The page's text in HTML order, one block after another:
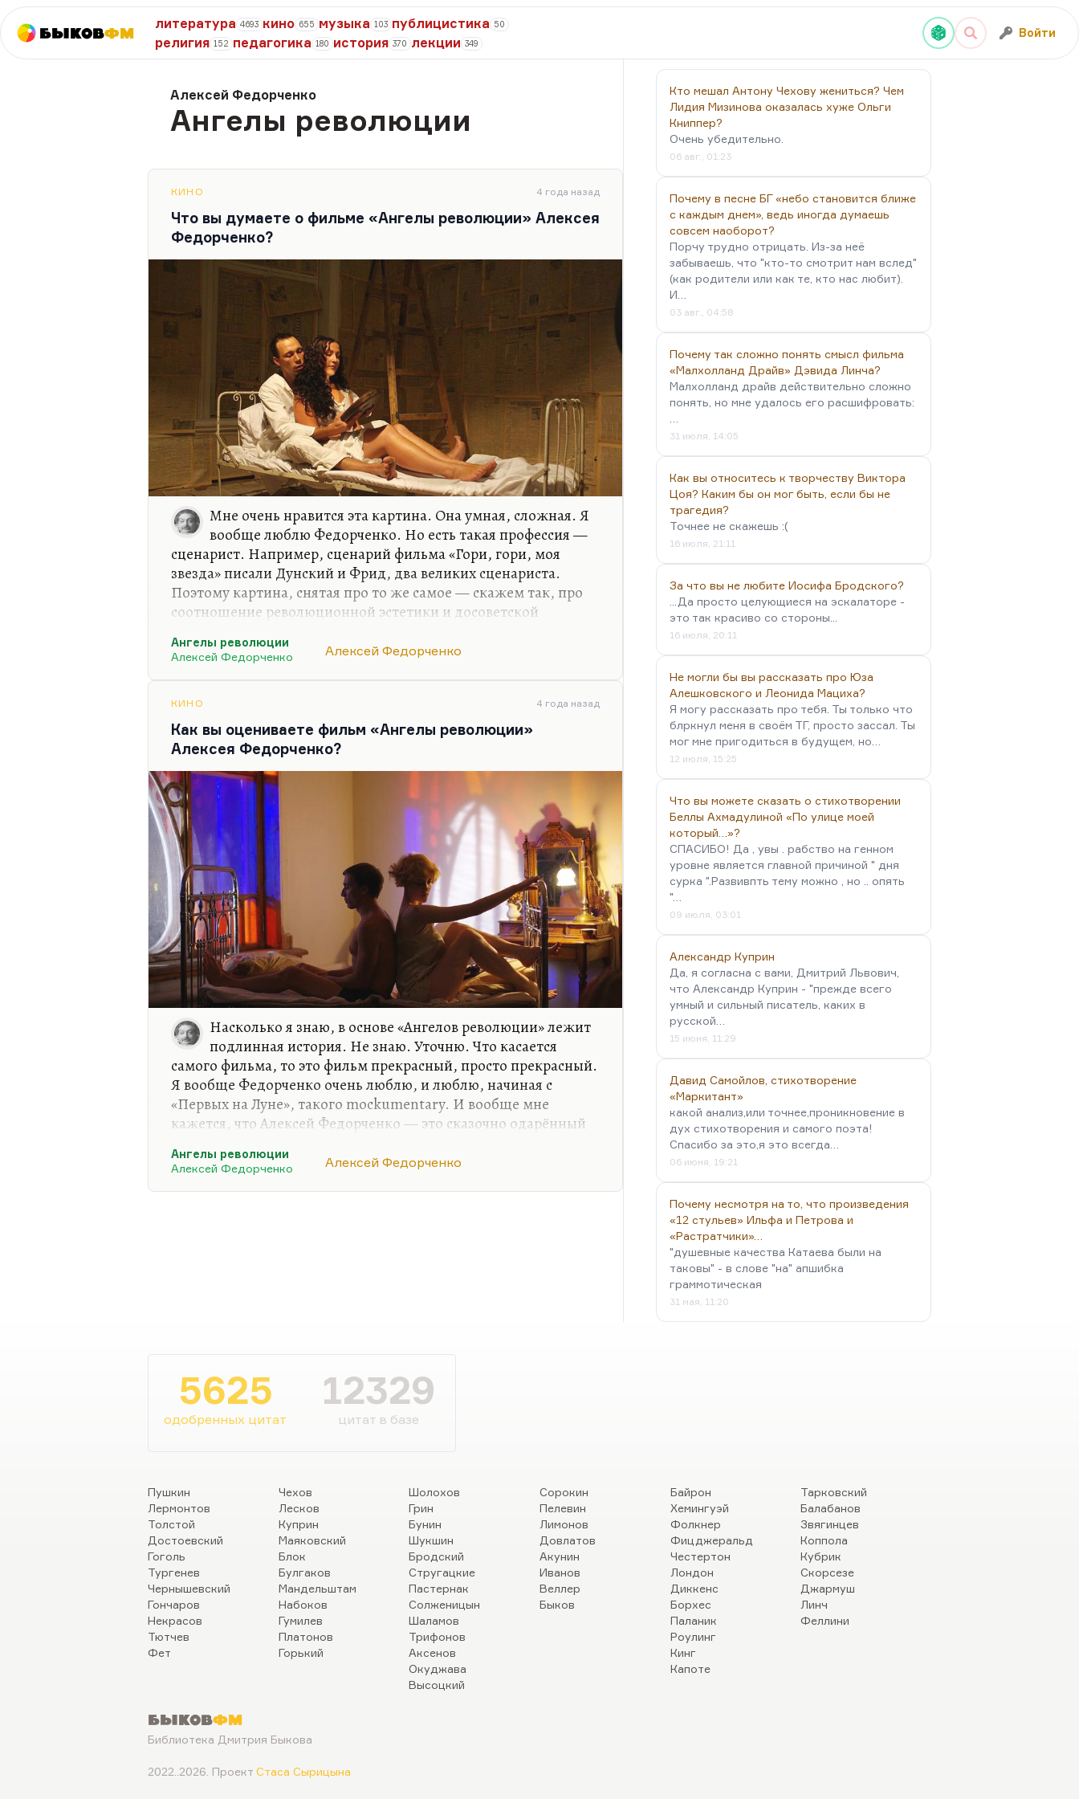
БыковФМ
литература 4693 кино 655 музыка 103 публицистика 50
религия 152 педагогика 180 история 370 лекции 349
Войти
Алексей Федорченко
Ангелы революции
КИНО 4 года назад
Что вы думаете о фильме «Ангелы революции» Алексея
Федорченко?
Мне очень нравится эта картина. Она умная, сложная. Я
вообще люблю Федорченко. Но есть такая профессия —
сценарист. Например, сценарий фильма «Гори, гори, моя
звезда» писали Дунский и Фрид, два великих сценариста.
Поэтому картина, снятая про то же самое — скажем так, про
соотношение революционной эстетики и досоветской
увлекательной, сентиментальной, чувствительной,
удивительно динамичной. А фильм Федорченко герметически
было трудно. При том, что в нём есть совершенно гениальные
куски. Всё это язычество там представлено очень хорошо. Вот
эта сова… «Что с ней случилось. Она…
Ангелы революции
Алексей Федорченко
Алексей Федорченко
КИНО 4 года назад
Как вы оцениваете фильм «Ангелы революции»
Алексея Федорченко?
Насколько я знаю, в основе «Ангелов революции» лежит
подлинная история. Не знаю. Уточню. Что касается
самого фильма, то это фильм прекрасный, просто прекрасный.
Я вообще Федорченко очень люблю, и люблю, начиная с
«Первых на Луне», такого mockumentary. И вообще мне
кажется, что Алексей Федорченко — это сказочно одарённый
затянутым.
Понимаете, про эту эпоху вообще интересно снимать,— про
Ангелы революции
Алексей Федорченко
Алексей Федорченко
Кто мешал Антону Чехову жениться? Чем
Лидия Мизинова оказалась хуже Ольги
Книппер?
Очень убедительно.
06 авг., 01:23
Почему в песне БГ «небо становится ближе
с каждым днем», ведь иногда думаешь
совсем наоборот?
Порчу трудно отрицать. Из-за неё
забываешь, что "кто-то смотрит нам вслед"
(как родители или как те, кто нас любит).
И…
03 авг., 04:58
Почему так сложно понять смысл фильма
«Малхолланд Драйв» Дэвида Линча?
Малхолланд драйв действительно сложно
понять, но мне удалось его расшифровать:
31 июля, 14:05
Как вы относитесь к творчеству Виктора
Цоя? Каким бы он мог быть, если бы не
трагедия?
Точнее не скажешь :(
16 июля, 21:11
За что вы не любите Иосифа Бродского?
...Да просто целующиеся на эскалаторе -
это так красиво со стороны...
16 июля, 20:11
Не могли бы вы рассказать про Юза
Алешковского и Леонида Мациха?
Я могу рассказать про тебя. Ты только что
блркнул меня в своём ТГ, просто зассал. Ты
мог мне пригодиться в будущем, но…
12 июля, 15:25
Что вы можете сказать о стихотворении
Беллы Ахмадулиной «По улице моей
который…»?
СПАСИБО! Да , увы . рабство на генном
уровне является главной причиной " дня
сурка ".Развивпть тему можно , но .. опять
"…
09 июля, 03:01
Александр Куприн
Да, я согласна с вами, Дмитрий Львович,
что Александр Куприн - "прежде всего
умный и сильный писатель, каких в
русской…
15 июня, 11:29
Давид Самойлов, стихотворение
«Маркитант»
какой анализ,или точнее,проникновение в
дух стихотворения и самого поэта!
Спасибо за это,я это всегда…
06 июня, 19:21
Почему несмотря на то, что произведения
«12 стульев» Ильфа и Петрова и
«Растратчики»…
"душевные качества Катаева были на
таковы" - в слове "на" апшибка
граммотическая
31 мая, 11:20
5625
одобренных цитат
12329
цитат в базе
Пушкин
Лермонтов
Толстой
Достоевский
Гоголь
Тургенев
Чернышевский
Гончаров
Некрасов
Тютчев
Фет
Чехов
Лесков
Куприн
Маяковский
Блок
Булгаков
Мандельштам
Набоков
Гумилев
Платонов
Горький
Шолохов
Грин
Бунин
Шукшин
Бродский
Стругацкие
Пастернак
Солженицын
Шаламов
Трифонов
Аксенов
Окуджава
Высоцкий
Сорокин
Пелевин
Лимонов
Довлатов
Акунин
Иванов
Веллер
Быков
Байрон
Хемингуэй
Фолкнер
Фицджеральд
Честертон
Лондон
Диккенс
Борхес
Паланик
Роулинг
Кинг
Капоте
Тарковский
Балабанов
Звягинцев
Коппола
Кубрик
Скорсезе
Джармуш
Линч
Феллини
БыковФМ
Библиотека Дмитрия Быкова
2022..2026. Проект Стаса Сырицына